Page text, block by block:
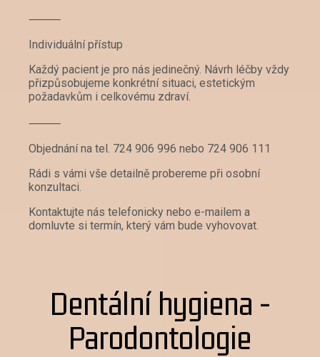
⸻
Individuální přístup
Každý pacient je pro nás jedinečný. Návrh léčby vždy
přizpůsobujeme konkrétní situaci, estetickým
požadavkům i celkovému zdraví.
⸻
Objednání na tel. 724 906 996 nebo 724 906 111
Rádi s vámi vše detailně probereme při osobní
konzultaci.
Kontaktujte nás telefonicky nebo e-mailem a
domluvte si termín, který vám bude vyhovovat.
Dentální hygiena -
Parodontologie